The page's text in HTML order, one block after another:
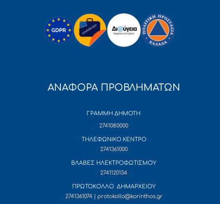
ΑΝΑΦΟΡΑ ΠΡΟΒΛΗΜΑΤΩΝ
ΓΡΑΜΜΗ ΔΗΜΟΤΗ
2741080000
ΤΗΛΕΦΩΝΙΚΟ ΚΕΝΤΡΟ
2741361000
ΒΛΑΒΕΣ ΗΛΕΚΤΡΟΦΩΤΙΣΜΟΥ
2741120134
ΠΡΩΤΟΚΟΛΛΟ ΔΗΜΑΡΧΕΙΟΥ
2741361074 | protokollo@korinthos.gr